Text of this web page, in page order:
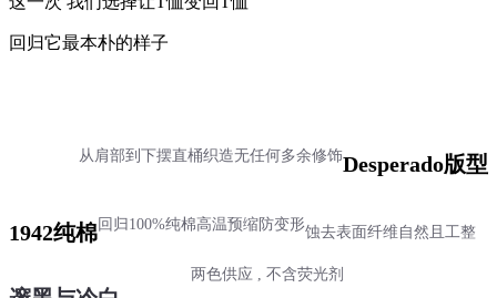
回归它最本朴的样子
Desperado版型
无任何多余修饰
从肩部到下摆直桶织造
1942纯棉回归100%纯棉高温预缩防变形蚀去表面纤维 自然且工整
两色供应 , 不含荧光剂